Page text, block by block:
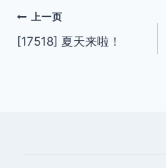
文
章
上一页
[17518] 夏天来啦！